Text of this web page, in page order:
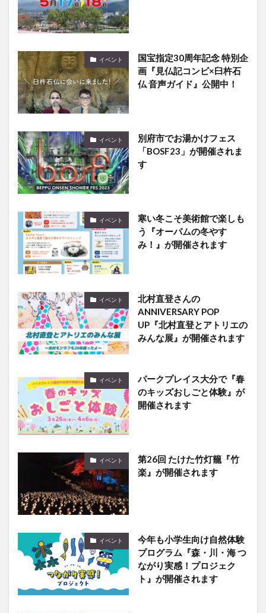
イベント
国宝指定30周年記念 特別企
画『見仏記コンビ×臼杵石
仏 音声ガイド』公開中！
イベント
別府市でお湯かけフェス
「BOSF23」が開催されま
す
イベント
寒い冬こそ美術館で楽しも
う『オーパムの冬やす
み！』が開催されます
イベント
北村直登さんの
ANNIVERSARY POP
UP『北村直登とアトリエの
みんな展』が開催されます
イベント
パークプレイス大分で『春
のキッズおしごと体験』が
開催されます
イベント
第26回 たけた竹灯籠『竹
楽』が開催されます
イベント
今年も小学生向け自然体験
プログラム『森・川・海 つ
ながり実感！プロジェク
ト』が開催されます